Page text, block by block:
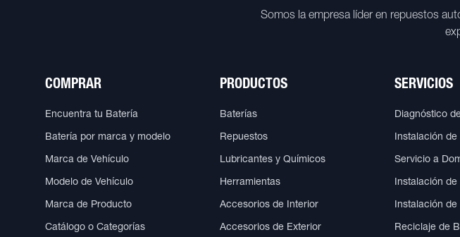
Somos la empresa líder en repuestos
COMPRAR
Encuentra tu Batería
Batería por marca y modelo
Marca de Vehículo
Modelo de Vehículo
Marca de Producto
Catálogo o Categorías
PRODUCTOS
Baterías
Repuestos
Lubricantes y Químicos
Herramientas
Accesorios de Interior
Accesorios de Exterior
SERVICIOS
Diagnóstico
Instalación
Servicio a
Instalación
Instalación de
Reciclaje de